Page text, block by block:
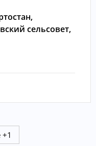
сельсовет,
+1